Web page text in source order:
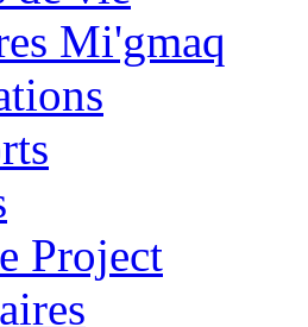
Mi'gmaq
Project